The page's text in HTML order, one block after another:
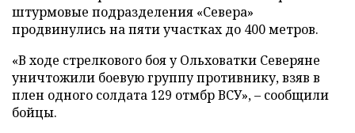
штурмовые подразделения «Севера»
продвинулись на пяти участках до 400 метров.
«В ходе стрелкового боя у Ольховатки Северяне
уничтожили боевую группу противнику, взяв в
плен одного солдата 129 отмбр ВСУ», – сообщили
бойцы.